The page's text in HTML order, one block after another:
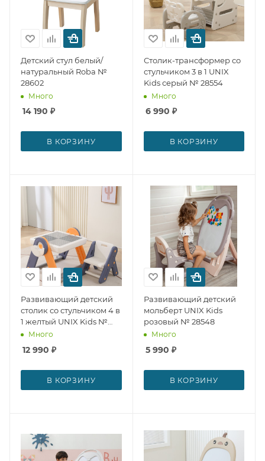
Детский стул белый/
натуральный Roba №
28602
Много
14 190 ₽
В КОРЗИНУ
Столик-трансформер со
стульчиком 3 в 1 UNIX
Kids серый № 28554
Много
6 990 ₽
В КОРЗИНУ
Развивающий детский
столик со стульчиком 4 в
1 желтый UNIX Kids №
28553
Много
12 990 ₽
В КОРЗИНУ
Развивающий детский
мольберт UNIX Kids
розовый № 28548
Много
5 990 ₽
В КОРЗИНУ